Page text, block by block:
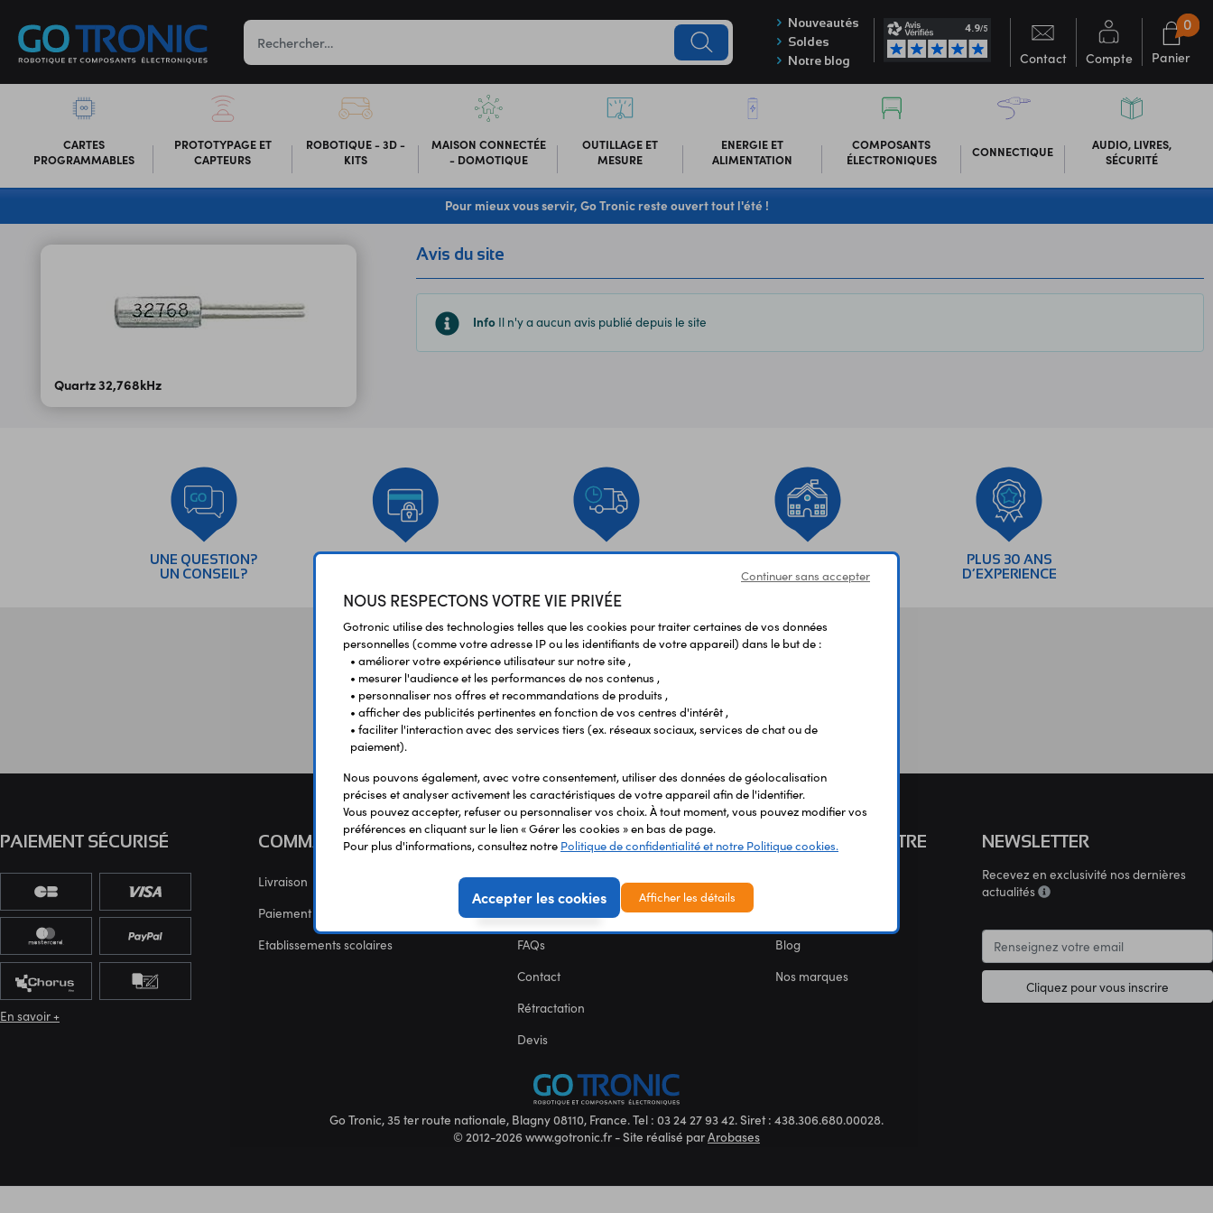
Nouveautés
Soldes
Notre blog
Contact Compte Panier
0
CARTES
PROGRAMMABLES
PROTOTYPAGE ET
CAPTEURS
ROBOTIQUE - 3D -
KITS
MAISON CONNECTÉE
- DOMOTIQUE
OUTILLAGE ET
MESURE
ENERGIE ET
ALIMENTATION
COMPOSANTS
ÉLECTRONIQUES
CONNECTIQUE
AUDIO, LIVRES,
SÉCURITÉ
Pour mieux vous servir, Go Tronic reste ouvert tout l'été !
Quartz 32,768kHz
Avis du site
Info Il n'y a aucun avis publié depuis le site
UNE QUESTION?
UN CONSEIL?
SCOLAIRES
PLUS 30 ANS
D’EXPERIENCE
Vos aviset témoignages
COMMANDE
Livraison
Paiement sécurisé
Etablissements scolaires
SERVICES
Carte des fablabs
FAQs
Contact
Rétractation
Devis
NOUS CONNAÎTRE
Blog
Nos marques
NEWSLETTER
Recevez en exclusivité nos dernières
actualités
Cliquez pour vous inscrire
PAIEMENT SÉCURISÉ
En savoir +
Go Tronic, 35 ter route nationale, Blagny 08110, France. Tel : 03 24 27 93 42. Siret : 438.306.680.00028.
© 2012-2026 www.gotronic.fr - Site réalisé parArobases
Continuer sans accepter
NOUS RESPECTONS VOTRE VIE PRIVÉE
Gotronic utilise des technologies telles que les cookies pour traiter certaines de vos données
personnelles (comme votre adresse IP ou les identifiants de votre appareil) dans le but de :
• améliorer votre expérience utilisateur sur notre site ,
• mesurer l'audience et les performances de nos contenus ,
• personnaliser nos offres et recommandations de produits ,
• afficher des publicités pertinentes en fonction de vos centres d'intérêt ,
• faciliter l'interaction avec des services tiers (ex. réseaux sociaux, services de chat ou de
paiement).
Nous pouvons également, avec votre consentement, utiliser des données de géolocalisation
précises et analyser activement les caractéristiques de votre appareil afin de l'identifier.
Vous pouvez accepter, refuser ou personnaliser vos choix. À tout moment, vous pouvez modifier vos
préférences en cliquant sur le lien « Gérer les cookies » en bas de page.
Pour plus d'informations, consultez notre Politique de confidentialité et notre Politique cookies.
Accepter les cookies Afficher les détails